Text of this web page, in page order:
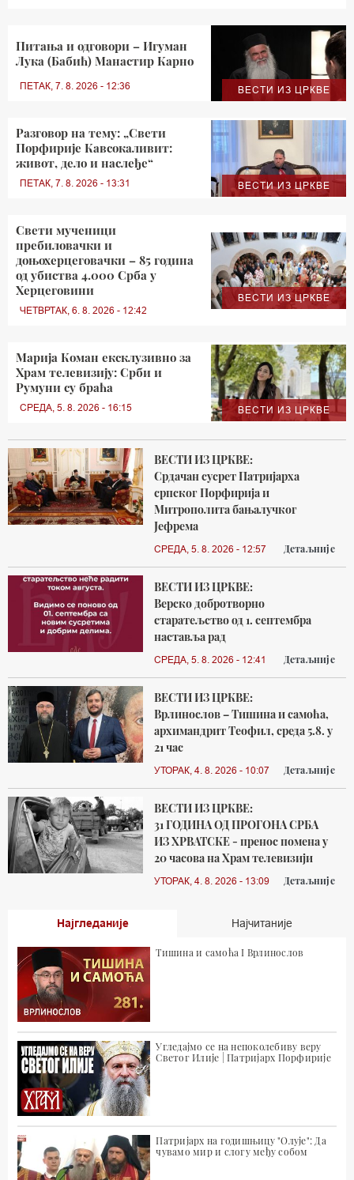
ВЕСТИ ИЗ ЦРКВЕ
Питања и одговори – Игуман
Лука (Бабић) Манастир Карно
ПЕТАК, 7. 8. 2026 - 12:36
ВЕСТИ ИЗ ЦРКВЕ
Разговор на тему: „Свети
Порфирије Кавсокаливит:
живот, дело и наслеђе“
ПЕТАК, 7. 8. 2026 - 13:31
ВЕСТИ ИЗ ЦРКВЕ
Свети мученици
пребиловачки и
доњохерцеговачки – 85 година
од убиства 4.000 Срба у
Херцеговини
ЧЕТВРТАК, 6. 8. 2026 - 12:42
ВЕСТИ ИЗ ЦРКВЕ
Марија Коман ексклузивно за
Храм телевизију: Срби и
Румуни су браћа
СРЕДА, 5. 8. 2026 - 16:15
ВЕСТИ ИЗ ЦРКВЕ:
Срдачан сусрет Патријарха
српског Порфирија и
Митрополита бањалучког
Јефрема
СРЕДА, 5. 8. 2026 - 12:57 Детаљније
ВЕСТИ ИЗ ЦРКВЕ:
Верско добротворно
старатељство од 1. септембра
наставља рад
СРЕДА, 5. 8. 2026 - 12:41 Детаљније
ВЕСТИ ИЗ ЦРКВЕ:
Врлинослов – Тишина и самоћа,
архимандрит Теофил, среда 5.8. у
21 час
УТОРАК, 4. 8. 2026 - 10:07 Детаљније
ВЕСТИ ИЗ ЦРКВЕ:
31 ГОДИНА ОД ПРОГОНА СРБА
ИЗ ХРВАТСКЕ - пренос помена у
20 часова на Храм телевизији
УТОРАК, 4. 8. 2026 - 13:09 Детаљније
Најгледаније Најчитаније
Тишина и самоћа I Врлинослов
Угледајмо се на непоколебиву веру
Светог Илије | Патријарх Порфирије
Патријарх на годишњицу "Олује": Да
чувамо мир и слогу међу собом